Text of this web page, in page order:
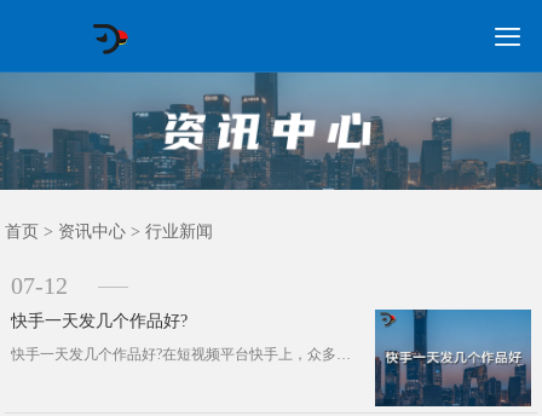

首页
GEO常见问题
GEO优化
海外GEO
网络营销
企业培训
软件开发
政策申报
资讯中心
关于我们
首页 > 资讯中心 >行业新闻
07-12
快手一天发几个作品好?
快手一天发几个作品好?在短视频平台快手上，众多创作者不断探寻着作品发布的最优节奏，以期获得更多的平台曝光与关注。但究竟，每日发···